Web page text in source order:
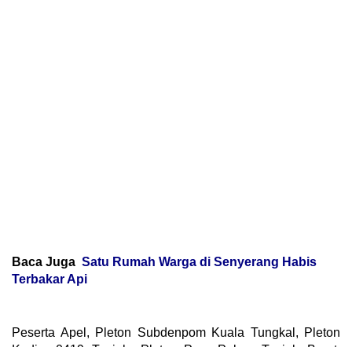
Baca Juga Satu Rumah Warga di Senyerang Habis
Terbakar Api
Peserta Apel, Pleton Subdenpom Kuala Tungkal, Pleton